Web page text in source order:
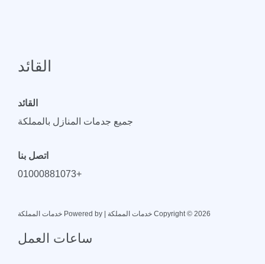
القائد
القائد
جميع جدمات المنازل بالمملكة
اتصل بنا
+01000881073
Copyright © 2026 خدمات المملكة | Powered by خدمات المملكة
ساعات العمل